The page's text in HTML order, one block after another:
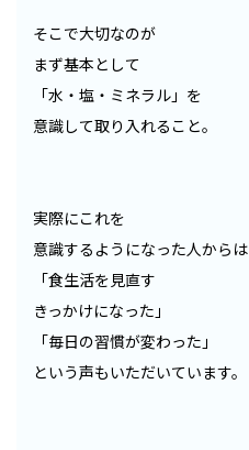
そこで大切なのが
まず基本として
「水・塩・ミネラル」を
意識して取り入れること。
実際にこれを
意識するようになった人からは
「食生活を見直す
きっかけになった」
「毎日の習慣が変わった」
という声もいただいています。